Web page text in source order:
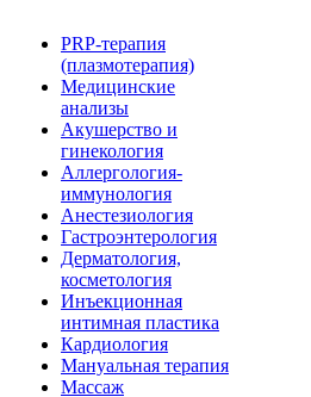
PRP-терапия
(плазмотерапия)
Медицинские
анализы
Акушерство и
гинекология
Аллергология-
иммунология
Анестезиология
Гастроэнтерология
Дерматология,
косметология
Инъекционная
интимная пластика
Кардиология
Мануальная терапия
Массаж